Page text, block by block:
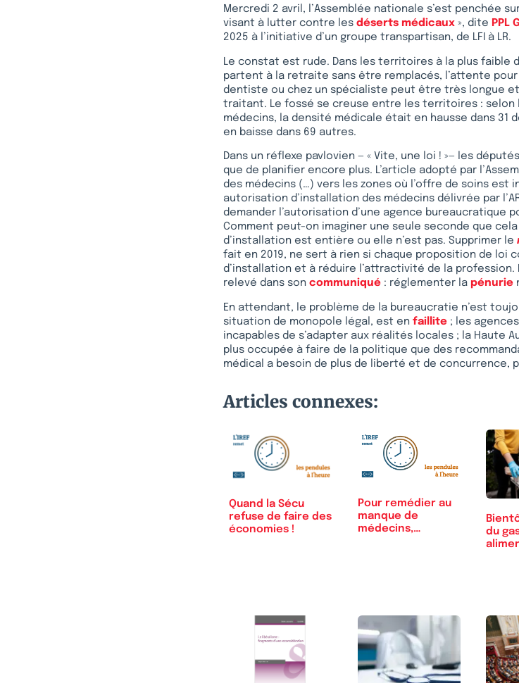
Mercredi 2 avril, l’Assemblée nationale s’est penchée
visant à lutter contre les déserts médicaux », dite PPL
2025 à l’initiative d’un groupe transpartisan, de LFI à LR.
Le constat est rude. Dans les territoires à la plus faible
partent à la retraite sans être remplacés, l’attente
dentiste ou chez un spécialiste peut être très longue
traitant. Le fossé se creuse entre les territoires : selon
médecins, la densité médicale était en hausse dans 31
en baisse dans 69 autres.
Dans un réflexe pavlovien — « Vite, une loi ! »— les
que de planifier encore plus. L’article adopté par
des médecins (…) vers les zones où l’offre de soins est
autorisation d’installation des médecins délivrée par
demander l’autorisation d’une agence bureaucratique
Comment peut-on imaginer une seule seconde que
d’installation est entière ou elle n’est pas. Supprimer le
fait en 2019, ne sert à rien si chaque proposition de loi
d’installation et à réduire l’attractivité de la profession.
relevé dans son communiqué : réglementer la pénurie
En attendant, le problème de la bureaucratie n’est
situation de monopole légal, est en faillite ; les
incapables de s’adapter aux réalités locales ; la Haute
plus occupée à faire de la politique que des
médical a besoin de plus de liberté et de concurrence,
Articles connexes:
Quand la Sécu
refuse de faire des
économies !
Pour remédier au
manque de
médecins,
du